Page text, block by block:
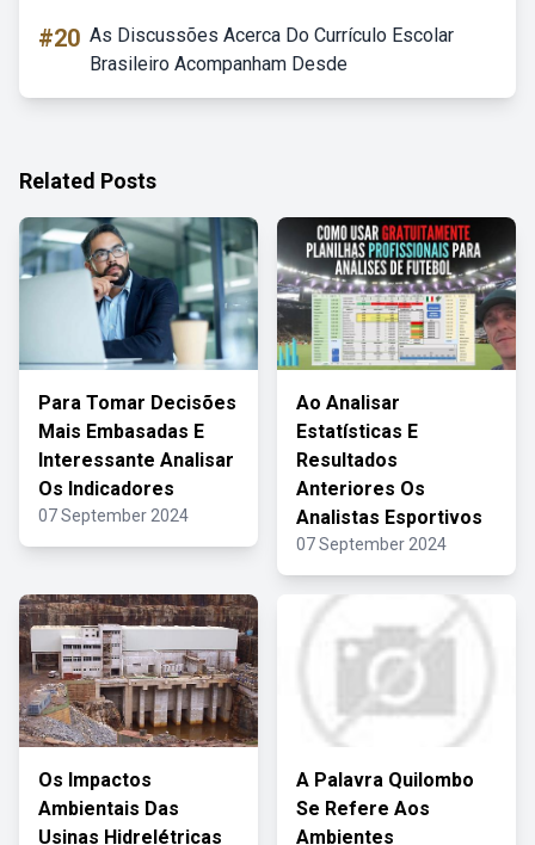
#20 As Discussões Acerca Do Currículo Escolar
Brasileiro Acompanham Desde
Related Posts
Para Tomar Decisões
Mais Embasadas E
Interessante Analisar
Os Indicadores
07 September 2024
Ao Analisar
Estatísticas E
Resultados
Anteriores Os
Analistas Esportivos
07 September 2024
Os Impactos
Ambientais Das
Usinas Hidrelétricas
A Palavra Quilombo
Se Refere Aos
Ambientes